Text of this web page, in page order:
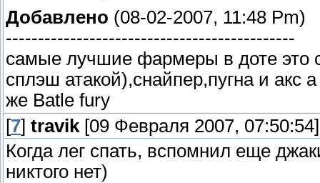
Добавлено (08-02-2007, 11:48 Pm)
---------------------------------------------
самые лучшие фармеры в доте это
сплэш атакой),снайпер,пугна и акс
же Batle fury
[7] travik [09 Февраля 2007, 07:50:54]
Когда лег спать, вспомнил еще
никтого нет)